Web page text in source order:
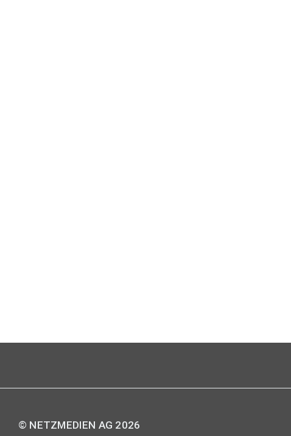
© NETZMEDIEN AG 2026